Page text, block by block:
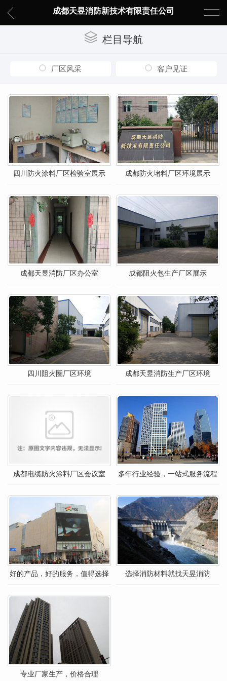
成都天昱消防新技术有限责任公司
栏目导航
厂区风采 客户见证
四川防火涂料厂区检验室展示 成都防火堵料厂区环境展示
成都天昱消防厂区办公室 成都阻火包生产厂区展示
四川阻火圈厂区环境 成都天昱消防生产厂区环境
成都电缆防火涂料厂区会议室 多年行业经验，一站式服务流程
好的产品，好的服务，值得选择 选择消防材料就找天昱消防
专业厂家生产，价格合理